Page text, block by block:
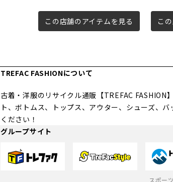
この店舗のアイテムを見る こ
TREFAC FASHIONについて
古着・洋服のリサイクル通販【TREFAC
ト、ボトムス、トップス、アウター、シューズ、
ください！
グループサイト
スポー